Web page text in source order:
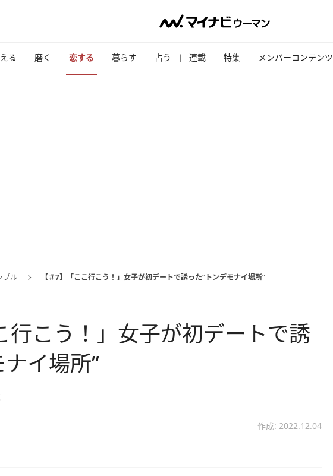
る 磨く 恋する 暮らす 占う 連載 特集 メンバーコンテンツ
プル 【＃7】「ここ行こう！」女子が初デートで誘った“トンデモナイ場所”
行こう！」女子が初デートで誘
イ場所”
作成: 2022.12.04